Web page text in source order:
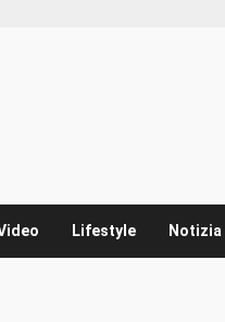
Lifestyle